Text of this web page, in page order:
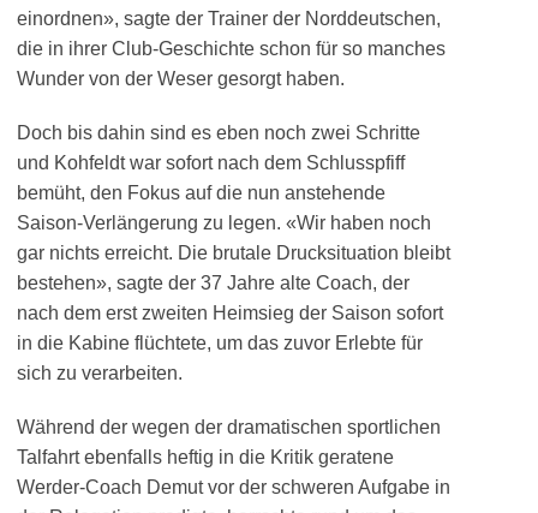
einordnen», sagte der Trainer der Norddeutschen,
die in ihrer Club-Geschichte schon für so manches
Wunder von der Weser gesorgt haben.
Doch bis dahin sind es eben noch zwei Schritte
und Kohfeldt war sofort nach dem Schlusspfiff
bemüht, den Fokus auf die nun anstehende
Saison-Verlängerung zu legen. «Wir haben noch
gar nichts erreicht. Die brutale Drucksituation bleibt
bestehen», sagte der 37 Jahre alte Coach, der
nach dem erst zweiten Heimsieg der Saison sofort
in die Kabine flüchtete, um das zuvor Erlebte für
sich zu verarbeiten.
Während der wegen der dramatischen sportlichen
Talfahrt ebenfalls heftig in die Kritik geratene
Werder-Coach Demut vor der schweren Aufgabe in